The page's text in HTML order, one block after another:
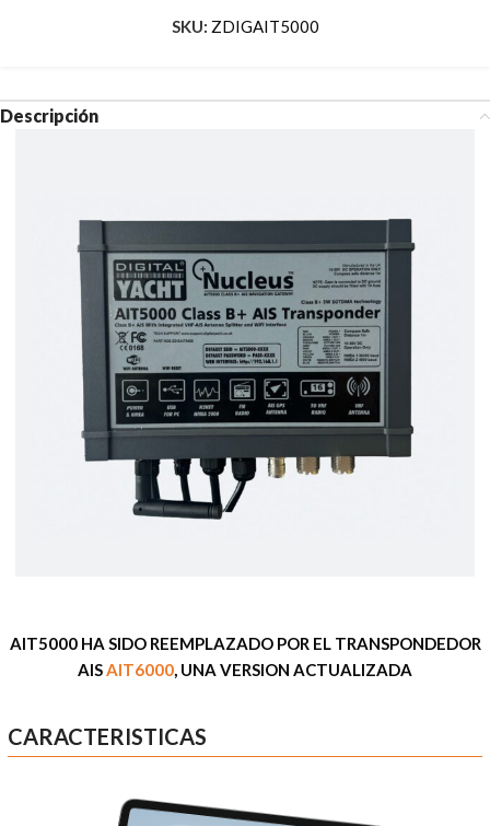
SKU: ZDIGAIT5000
Descripción
AIT5000 HA SIDO REEMPLAZADO POR EL TRANSPONDEDOR
AISAIT6000, UNA VERSION ACTUALIZADA
CARACTERISTICAS